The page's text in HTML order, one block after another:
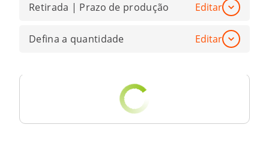
Retirada | Prazo de produção Editar
Defina a quantidade Editar